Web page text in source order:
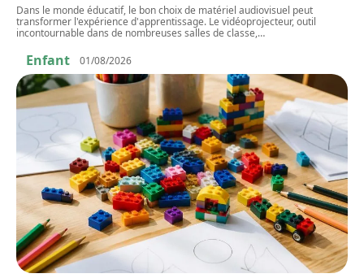
Dans le monde éducatif, le bon choix de matériel audiovisuel peut
transformer l'expérience d'apprentissage. Le vidéoprojecteur, outil
incontournable dans de nombreuses salles de classe,…
Enfant 01/08/2026